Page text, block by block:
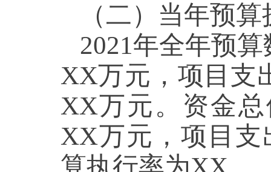
（二）当年预
2021年全年预
XX万元，项目支
XX万元。资金
XX万元，项目
算执行率为XX。